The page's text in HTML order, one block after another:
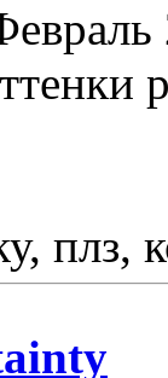
плз,